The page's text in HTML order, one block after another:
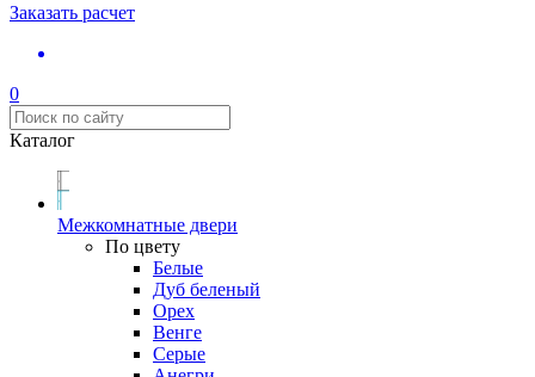
Заказать расчет
0
Каталог
Межкомнатные двери
По цвету
Белые
Дуб беленый
Орех
Венге
Серые